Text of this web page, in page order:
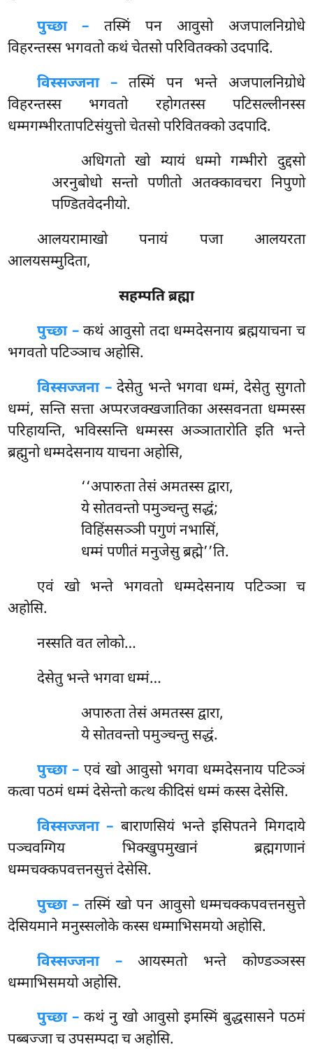
पुच्छा – तस्मिं पन आवुसो अजपालनिग्रोधे
विहरन्तस्स भगवतो कथं चेतसो परिवितक्को उदपादि.
विस्सज्जना –तस्मिं पन भन्ते अजपालनिग्रोधे
विहरन्तस्स भगवतो रहोगतस्स पटिसल्लीनस्स
धम्मगम्भीरतापटिसंयुत्तो चेतसो परिवितक्को उदपादि.
अधिगतो खो म्यायं धम्मो गम्भीरो दुद्दसो
अरनुबोधो सन्तो पणीतो अतक्कावचरा निपुणो
पण्डितवेदनीयो.
आलयरामाखोपनायं पजा आलयरता
आलयसम्मुदिता,
सहम्पति ब्रह्मा
पुच्छा –कथं आवुसो तदा धम्मदेसनाय ब्रह्मयाचना च
भगवतो पटिञ्ञाच अहोसि.
विस्सज्जना –देसेतु भन्ते भगवा धम्मं, देसेतु सुगतो
धम्मं, सन्ति सत्ता अप्परजक्खजातिका अस्सवनता धम्मस्स
परिहायन्ति, भविस्सन्ति धम्मस्स अञ्ञातारोति इति भन्ते
ब्रह्मुनो धम्मदेसनाय याचना अहोसि,
‘‘अपारुता तेसं अमतस्स द्वारा,
ये सोतवन्तो पमुञ्चन्तु सद्धं;
विहिंससञ्ञी पगुणं नभासिं,
धम्मं पणीतं मनुजेसु ब्रह्मे’’ति.
एवं खो भन्ते भगवतो धम्मदेसनाय पटिञ्ञा च
अहोसि.
नस्सतिवत लोको…
देसेतु भन्ते भगवा धम्मं…
अपारुता तेसं अमतस्स द्वारा,
ये सोतवन्तो पमुञ्चन्तु सद्धं.
पुच्छा – एवं खो आवुसो भगवा धम्मदेसनाय पटिञ्ञं
कत्वा पठमं धम्मं देसेन्तो कत्थ कीदिसं धम्मं कस्स देसेसि.
विस्सज्जना – बाराणसियं भन्ते इसिपतने मिगदाये
पञ्चवग्गिय भिक्खुपमुखानं ब्रह्मगणानं
धम्मचक्कपवत्तनसुत्तं देसेसि.
पुच्छा – तस्मिं खो पन आवुसो धम्मचक्कपवत्तनसुत्ते
देसियमाने मनुस्सलोके कस्स धम्माभिसमयो अहोसि.
विस्सज्जना –आयस्मतो भन्ते कोण्डञ्ञस्स
धम्माभिसमयो अहोसि.
पुच्छा – कथं नु खो आवुसो इमस्मिं बुद्धसासने पठमं
पब्बज्जा च उपसम्पदा च अहोसि.